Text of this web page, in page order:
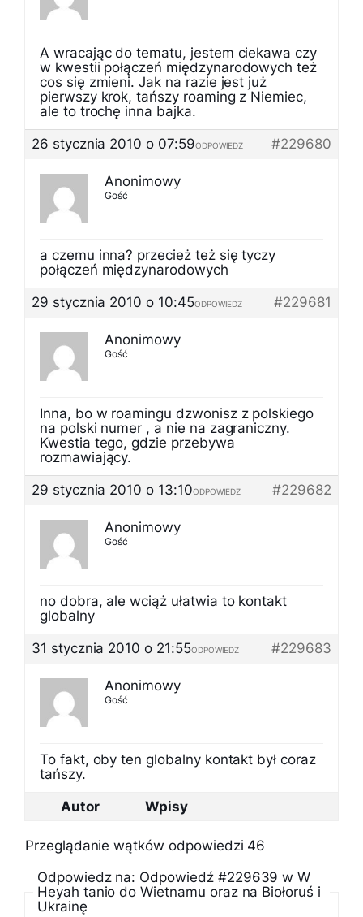
A wracając do tematu, jestem ciekawa czy
w kwestii połączeń międzynarodowych też
cos się zmieni. Jak na razie jest już
pierwszy krok, tańszy roaming z Niemiec,
ale to trochę inna bajka.
26 stycznia 2010 o 07:59
#229680
ODPOWIEDZ
Anonimowy
Gość
a czemu inna? przecież też się tyczy
połączeń międzynarodowych
29 stycznia 2010 o 10:45
#229681
ODPOWIEDZ
Anonimowy
Gość
Inna, bo w roamingu dzwonisz z polskiego
na polski numer , a nie na zagraniczny.
Kwestia tego, gdzie przebywa
rozmawiający.
29 stycznia 2010 o 13:10
#229682
ODPOWIEDZ
Anonimowy
Gość
no dobra, ale wciąż ułatwia to kontakt
globalny
31 stycznia 2010 o 21:55
#229683
ODPOWIEDZ
Anonimowy
Gość
To fakt, oby ten globalny kontakt był coraz
tańszy.
Autor
Wpisy
Przeglądanie wątków odpowiedzi 46
Odpowiedz na: Odpowiedź #229639 w W
Heyah tanio do Wietnamu oraz na Biołoruś i
Ukrainę